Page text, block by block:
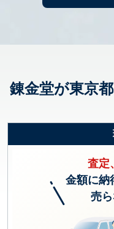
錬金堂が東京
査定
金額に納
売